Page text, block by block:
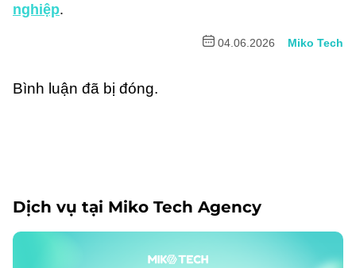
nghiệp.
04.06.2026 Miko Tech
Bình luận đã bị đóng.
Dịch vụ tại Miko Tech Agency